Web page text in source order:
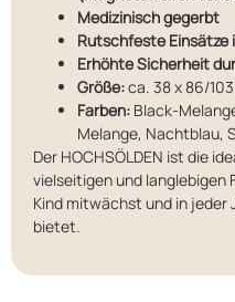
Medizinisch gegerbt
Rutschfeste Einsätze
Erhöhte Sicherheit
Größe:ca. 38 x 86/
Farben: Black-
Melange, Nachtblau,
Der HOCHSÖLDEN ist die
vielseitigen und langlebigen
Kind mitwächst und in
bietet.